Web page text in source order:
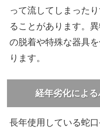
って流してしまった
ることがあります。
の脱着や特殊な器具
ります。
経年劣化によ
長年使用している蛇